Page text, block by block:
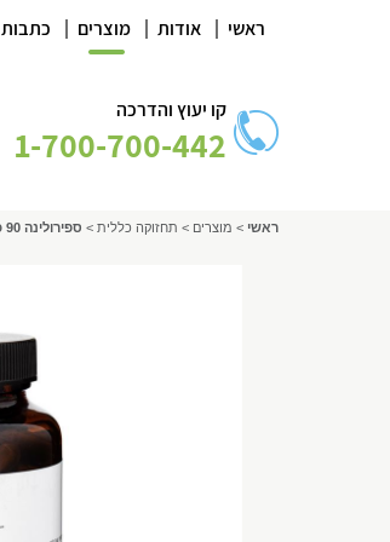
ראשי | אודות | מוצרים | כתבות
קו יעוץ והדרכה
1-700-700-442
ראשי > מוצרים > תחזוקה כללית > ספירולינה 90 כמוסות